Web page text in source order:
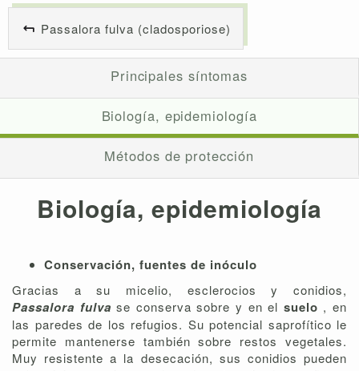
Passalora fulva (cladosporiose)
Principales síntomas
Biología, epidemiología
Métodos de protección
Biología, epidemiología
Conservación, fuentes de inóculo
Gracias a su micelio, esclerocios y conidios,
Passalora fulvase conserva sobre y en el suelo , en
las paredes de los refugios. Su potencial saprofítico le
permite mantenerse también sobre restos vegetales.
Muy resistente a la desecación, sus conidios pueden